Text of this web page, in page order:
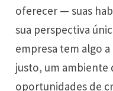
oferecer — suas
sua perspectiva
empresa tem algo
justo, um ambiente
oportunidades de